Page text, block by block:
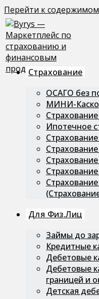
Перейти к
Страхование
ОСАГО без
МИНИ-Каско
Ипотечное
Для Физ.лиц
Займы до
Кредитные
Дебетовые
Дебетовые
границей и
Детская